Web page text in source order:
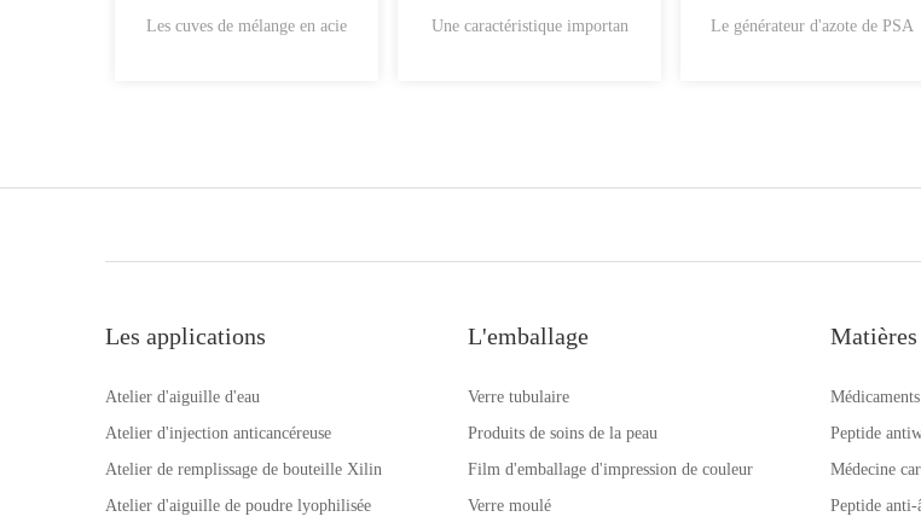
Les cuves de mélange en acie Une caractéristique importan Le générateur d'azote de PSA
Les applications
Atelier d'aiguille d'eau
Atelier d'injection anticancéreuse
Atelier de remplissage de bouteille Xilin
Atelier d'aiguille de poudre lyophilisée
L'emballage
Verre tubulaire
Produits de soins de la peau
Film d'emballage d'impression de couleur
Verre moulé
Peptide
Médecine
Peptide anti-